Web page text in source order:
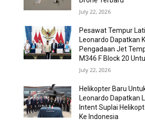
July 22, 2026
Pesawat Tempur
Leonardo Dapatkan
Pengadaan Jet
M346 F Block 20
July 22, 2026
Helikopter Baru
Leonardo Dapatkan
Intent Suplai
Ke Indonesia